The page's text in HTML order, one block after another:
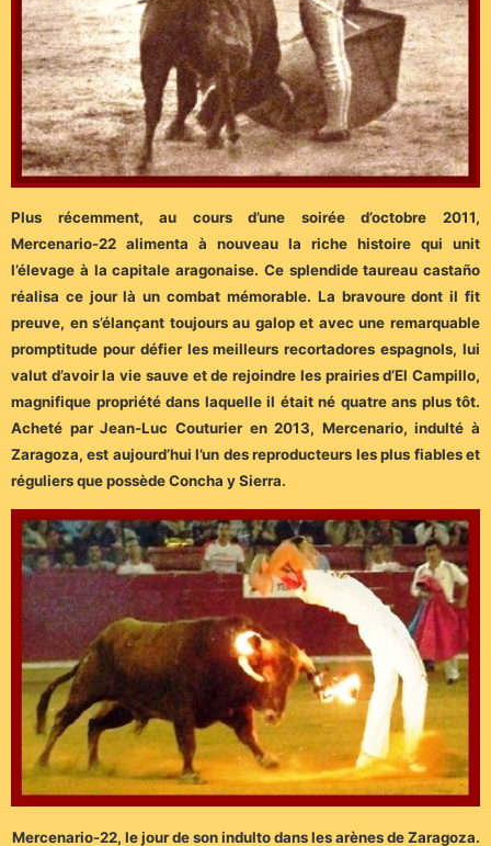
Plus récemment, au cours d’une soirée d’octobre 2011,
Mercenario-22 alimenta à nouveau la riche histoire qui unit
l’élevage à la capitale aragonaise. Ce splendide taureau castaño
réalisa ce jour là un combat mémorable. La bravoure dont il fit
preuve, en s’élançant toujours au galop et avec une remarquable
promptitude pour défier les meilleurs recortadores espagnols, lui
valut d’avoir la vie sauve et de rejoindre les prairies d’El Campillo,
magnifique propriété dans laquelle il était né quatre ans plus tôt.
Acheté par Jean-Luc Couturier en 2013, Mercenario, indulté à
Zaragoza, est aujourd’hui l’un des reproducteurs les plus fiables et
réguliers que possède Concha y Sierra.
Mercenario-22, le jour de son indulto dans les arènes de Zaragoza.